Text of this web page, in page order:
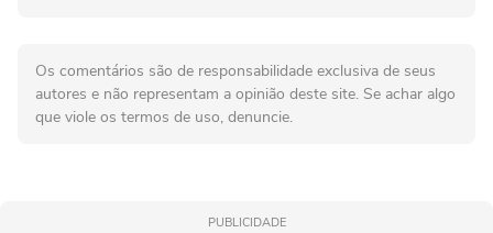
Os comentários são de responsabilidade exclusiva de seus
autores e não representam a opinião deste site. Se achar algo
que viole os termos de uso, denuncie.
PUBLICIDADE